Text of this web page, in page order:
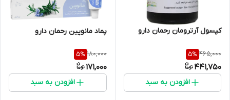
کپسول آرترومان رحمان دارو
465,000
5%
441,750
افزودن به سبد
پماد مانوپین رحمان دارو
180,000
5%
171,000
افزودن به سبد